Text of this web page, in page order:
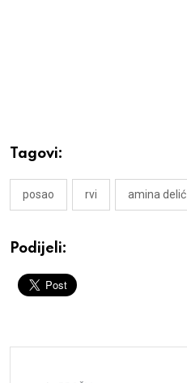
Tagovi:
posao rvi amina delić
Podijeli: